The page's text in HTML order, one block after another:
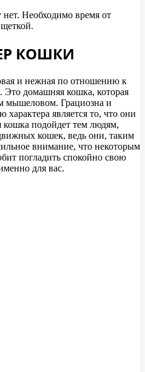
Необходимо время от
КОШКИ
и нежная по отношению к
Это домашняя кошка, которая
мышеловом. Грациозна и
является то, что они
кошка подойдет тем людям,
кошек, ведь они, таким
внимание, что некоторым
погладить спокойно свою
для вас.